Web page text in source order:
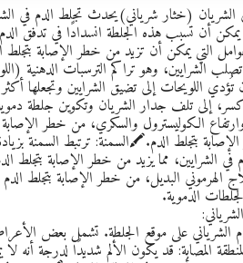
(خثار شرياني)يحدث تجلط الدم في
يمكن أن تسبب هذه الجلطة انسدادًا في تدفق
التي يمكن أن تزيد من خطر الإصابة بتجلط
الشرايين، وهو تراكم الترسبات الدهنية
تُؤدي اللويحات إلى تضيق الشرايين
إلى تلف جدار الشريان وتكوين جلطة
الكوليسترول والسكري، من خطر
بتجلط الدم.🖍️السمنة: ترتبط السمنة
في الشرايين، مما يزيد من خطر الإصابة
الهرموني البديل، من خطر الإصابة
الدموية.
على موقع الجلطة. تشمل بعض
المصابة: قد يكون الألم شديدًا لدرجة أنه